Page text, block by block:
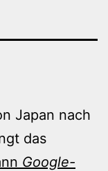
Japan nach
das
Google-